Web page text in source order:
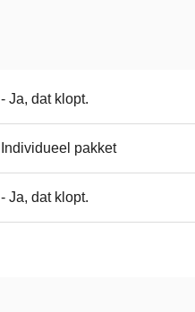
- Ja, dat klopt.
Individueel pakket
- Ja, dat klopt.